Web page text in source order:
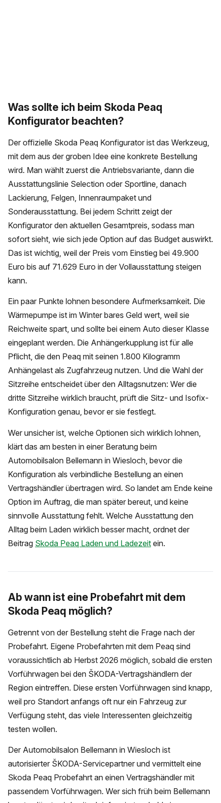
Was sollte ich beim Skoda Peaq
Konfigurator beachten?
Der offizielle Skoda Peaq Konfigurator ist das Werkzeug,
mit dem aus der groben Idee eine konkrete Bestellung
wird. Man wählt zuerst die Antriebsvariante, dann die
Ausstattungslinie Selection oder Sportline, danach
Lackierung, Felgen, Innenraumpaket und
Sonderausstattung. Bei jedem Schritt zeigt der
Konfigurator den aktuellen Gesamtpreis, sodass man
sofort sieht, wie sich jede Option auf das Budget auswirkt.
Das ist wichtig, weil der Preis vom Einstieg bei 49.900
Euro bis auf 71.629 Euro in der Vollausstattung steigen
kann.
Ein paar Punkte lohnen besondere Aufmerksamkeit. Die
Wärmepumpe ist im Winter bares Geld wert, weil sie
Reichweite spart, und sollte bei einem Auto dieser Klasse
eingeplant werden. Die Anhängerkupplung ist für alle
Pflicht, die den Peaq mit seinen 1.800 Kilogramm
Anhängelast als Zugfahrzeug nutzen. Und die Wahl der
Sitzreihe entscheidet über den Alltagsnutzen: Wer die
dritte Sitzreihe wirklich braucht, prüft die Sitz- und Isofix-
Konfiguration genau, bevor er sie festlegt.
Wer unsicher ist, welche Optionen sich wirklich lohnen,
klärt das am besten in einer Beratung beim
Automobilsalon Bellemann in Wiesloch, bevor die
Konfiguration als verbindliche Bestellung an einen
Vertragshändler übertragen wird. So landet am Ende keine
Option im Auftrag, die man später bereut, und keine
sinnvolle Ausstattung fehlt. Welche Ausstattung den
Alltag beim Laden wirklich besser macht, ordnet der
Beitrag Skoda Peaq Laden und Ladezeit ein.
Ab wann ist eine Probefahrt mit dem
Skoda Peaq möglich?
Getrennt von der Bestellung steht die Frage nach der
Probefahrt. Eigene Probefahrten mit dem Peaq sind
voraussichtlich ab Herbst 2026 möglich, sobald die ersten
Vorführwagen bei den ŠKODA-Vertragshändlern der
Region eintreffen. Diese ersten Vorführwagen sind knapp,
weil pro Standort anfangs oft nur ein Fahrzeug zur
Verfügung steht, das viele Interessenten gleichzeitig
testen wollen.
Der Automobilsalon Bellemann in Wiesloch ist
autorisierter ŠKODA-Servicepartner und vermittelt eine
Skoda Peaq Probefahrt an einen Vertragshändler mit
passendem Vorführwagen. Wer sich früh beim Bellemann